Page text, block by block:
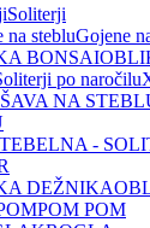
Soliterji
Gojene
POM POM